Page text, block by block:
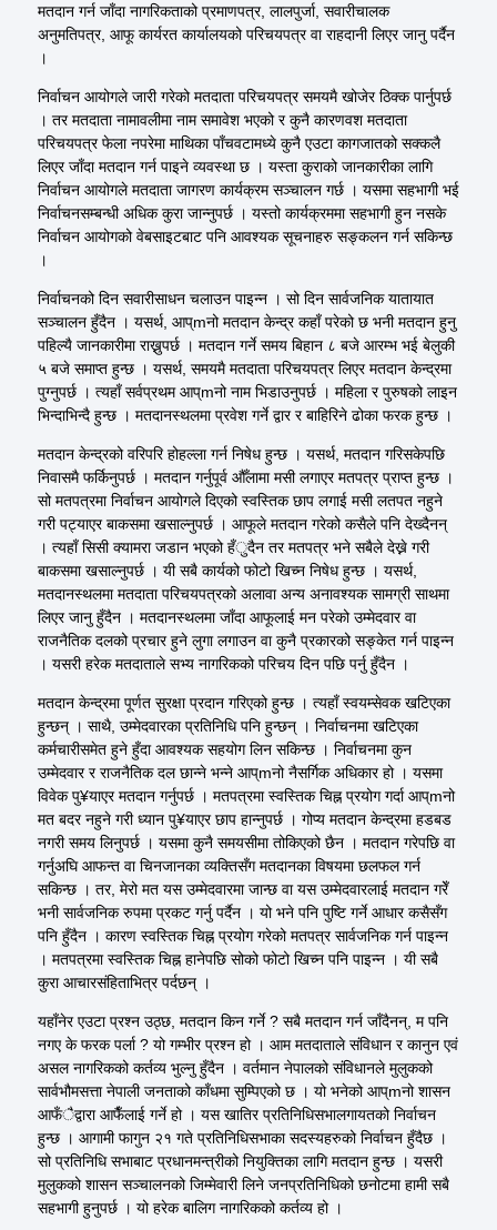
मतदान गर्न जाँदा नागरिकताको प्रमाणपत्र, लालपुर्जा, सवारीचालक
अनुमतिपत्र, आफू कार्यरत कार्यालयको परिचयपत्र वा राहदानी लिएर जानु पर्दैन
।
निर्वाचन आयोगले जारी गरेकोमतदातापरिचयपत्र समयमै खोजेर ठिक्क पार्नुपर्छ
। तरमतदातानामावलीमा नाम समावेश भएको र कुनै कारणवशमतदाता
परिचयपत्र फेलानपरेमामाथिकापाँचवटामध्येकुनै एउटा कागजातकोसक्कलै
लिएर जाँदा मतदान गर्न पाइने व्यवस्था छ । यस्ता कुराको जानकारीका लागि
निर्वाचन आयोगले मतदाता जागरण कार्यक्रम सञ्चालन गर्छ । यसमा सहभागी भई
निर्वाचनसम्बन्धी अधिक कुरा जान्नुपर्छ । यस्तो कार्यक्रममा सहभागी हुन नसके
निर्वाचन आयोगको वेबसाइटबाट पनि आवश्यक सूचनाहरु सङ्कलन गर्न सकिन्छ
।
निर्वाचनको दिन सवारीसाधन चलाउन पाइन्न । सो दिन सार्वजनिक यातायात
सञ्चालन हुँदैन । यसर्थ, आप्mनो मतदान केन्द्र कहाँ परेको छ भनी मतदान हुनु
पहिल्यै जानकारीमा राख्नुपर्छ । मतदान गर्ने समय बिहान ८ बजे आरम्भ भई बेलुकी
५ बजे समाप्त हुन्छ । यसर्थ, समयमै मतदाता परिचयपत्र लिएर मतदान केन्द्रमा
पुग्नुपर्छ । त्यहाँ सर्वप्रथम आप्mनो नाम भिडाउनुपर्छ । महिला र पुरुषको लाइन
भिन्दाभिन्दै हुन्छ । मतदानस्थलमा प्रवेश गर्ने द्वार र बाहिरिने ढोका फरक हुन्छ ।
मतदान केन्द्रको वरिपरि होहल्ला गर्न निषेध हुन्छ । यसर्थ, मतदान गरिसकेपछि
निवासमै फर्किनुपर्छ । मतदान गर्नुपूर्व औँलामा मसी लगाएर मतपत्र प्राप्त हुन्छ ।
सो मतपत्रमा निर्वाचन आयोगले दिएको स्वस्तिक छाप लगाई मसी लतपत नहुने
गरी पट्याएर बाकसमा खसाल्नुपर्छ । आफूले मतदान गरेको कसैले पनि देख्दैनन्
। त्यहाँ सिसी क्यामरा जडान भएको हँुदैन तर मतपत्र भने सबैले देख्ने गरी
बाकसमा खसाल्नुपर्छ । यी सबै कार्यको फोटो खिच्न निषेध हुन्छ । यसर्थ,
मतदानस्थलमा मतदाता परिचयपत्रको अलावा अन्य अनावश्यक सामग्री साथमा
लिएर जानु हुँदैन । मतदानस्थलमा जाँदा आफूलाई मन परेको उम्मेदवार वा
राजनैतिक दलको प्रचार हुने लुगा लगाउन वा कुनै प्रकारको सङ्केत गर्न पाइन्न
। यसरी हरेक मतदाताले सभ्य नागरिकको परिचय दिन पछि पर्नु हुँदैन ।
मतदान केन्द्रमा पूर्णत सुरक्षा प्रदान गरिएको हुन्छ । त्यहाँ स्वयम्सेवक खटिएका
हुन्छन् । साथै, उम्मेदवारका प्रतिनिधि पनि हुन्छन् । निर्वाचनमा खटिएका
कर्मचारीसमेत हुने हुँदा आवश्यक सहयोग लिन सकिन्छ । निर्वाचनमा कुन
उम्मेदवार र राजनैतिक दल छान्ने भन्ने आप्mनो नैसर्गिक अधिकार हो । यसमा
विवेक पु¥याएर मतदान गर्नुपर्छ । मतपत्रमा स्वस्तिक चिह्न प्रयोग गर्दा आप्mनो
मत बदर नहुने गरी ध्यान पु¥याएर छाप हान्नुपर्छ । गोप्य मतदान केन्द्रमा हडबड
नगरी समय लिनुपर्छ । यसमा कुनै समयसीमा तोकिएको छैन । मतदान गरेपछि वा
गर्नुअघि आफन्त वा चिनजानका व्यक्तिसँग मतदानका विषयमा छलफल गर्न
सकिन्छ । तर, मेरो मत यस उम्मेदवारमा जान्छ वा यस उम्मेदवारलाई मतदान गरेँ
भनी सार्वजनिक रुपमा प्रकट गर्नु पर्दैन । यो भने पनि पुष्टि गर्ने आधार कसैसँग
पनि हुँदैन । कारण स्वस्तिक चिह्न प्रयोग गरेको मतपत्र सार्वजनिक गर्न पाइन्न
। मतपत्रमा स्वस्तिक चिह्न हानेपछि सोको फोटो खिच्न पनि पाइन्न । यी सबै
कुरा आचारसंहिताभित्रपर्दछन्।
यहाँनेर एउटा प्रश्न उठ्छ, मतदान किन गर्ने ? सबै मतदान गर्न जाँदैनन्, म पनि
नगएके फरक पर्ला ? यो गम्भीर प्रश्न हो । आममतदातालेसंविधान र कानुन एवं
असल नागरिकको कर्तव्य भुल्नु हुँदैन । वर्तमान नेपालको संविधानले मुलुकको
सार्वभौमसत्तानेपाली जनताको काँधमा सुम्पिएको छ । यो भनेकोआप्mनोशासन
आफँैद्वाराआफैँलाई गर्ने हो । यस खातिरप्रतिनिधिसभालगायतकोनिर्वाचन
हुन्छ । आगामी फागुन २१ गते प्रतिनिधिसभाकासदस्यहरुकोनिर्वाचन हुँदैछ ।
सो प्रतिनिधि सभाबाट प्रधानमन्त्रीको नियुक्तिका लागि मतदान हुन्छ । यसरी
मुलुकको शासन सञ्चालनको जिम्मेवारीलिनेजनप्रतिनिधिको छनोटमा हामी सबै
सहभागी हुनुपर्छ । यो हरेक बालिग नागरिकको कर्तव्य हो ।